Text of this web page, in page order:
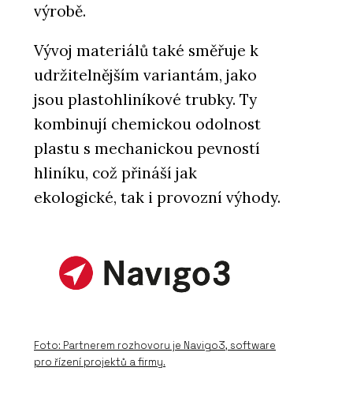
výrobě.
Vývoj materiálů také směřuje k
udržitelnějším variantám, jako
jsou plastohliníkové trubky. Ty
kombinují chemickou odolnost
plastu s mechanickou pevností
hliníku, což přináší jak
ekologické, tak i provozní výhody.
Foto: Partnerem rozhovoru je Navigo3, software
pro řízení projektů a firmy.